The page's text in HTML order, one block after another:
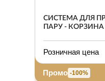
СИСТЕМА ДЛЯ
ПАРУ - КОРЗИНА
Розничная цена
Промо -100%